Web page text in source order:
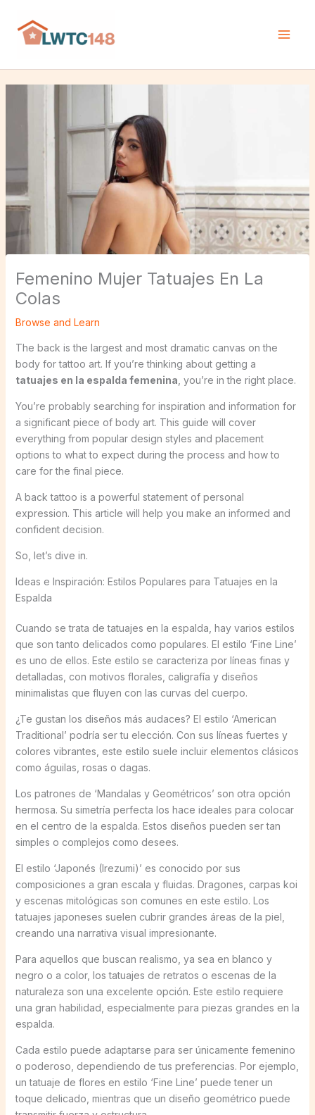
content
Femenino Mujer Tatuajes En La
Colas
Browse and Learn
The back is the largest and most dramatic canvas on the
body for tattoo art. If you’re thinking about getting a
tatuajes en la espalda femenina , you’re in the right place.
You’re probably searching for inspiration and information for
a significant piece of body art. This guide will cover
everything from popular design styles and placement
options to what to expect during the process and how to
care for the final piece.
A back tattoo is a powerful statement of personal
expression. This article will help you make an informed and
confident decision.
So, let’s dive in.
Ideas e Inspiración: Estilos Populares para Tatuajes en la
Espalda
Cuando se trata de tatuajes en la espalda, hay varios estilos
que son tanto delicados como populares. El estilo ‘Fine Line’
es uno de ellos. Este estilo se caracteriza por líneas finas y
detalladas, con motivos florales, caligrafía y diseños
minimalistas que fluyen con las curvas del cuerpo.
¿Te gustan los diseños más audaces? El estilo ‘American
Traditional’ podría ser tu elección. Con sus líneas fuertes y
colores vibrantes, este estilo suele incluir elementos clásicos
como águilas, rosas o dagas.
Los patrones de ‘Mandalas y Geométricos’ son otra opción
hermosa. Su simetría perfecta los hace ideales para colocar
en el centro de la espalda. Estos diseños pueden ser tan
simples o complejos como desees.
El estilo ‘Japonés (Irezumi)’ es conocido por sus
composiciones a gran escala y fluidas. Dragones, carpas koi
y escenas mitológicas son comunes en este estilo. Los
tatuajes japoneses suelen cubrir grandes áreas de la piel,
creando una narrativa visual impresionante.
Para aquellos que buscan realismo, ya sea en blanco y
negro o a color, los tatuajes de retratos o escenas de la
naturaleza son una excelente opción. Este estilo requiere
una gran habilidad, especialmente para piezas grandes en la
espalda.
Cada estilo puede adaptarse para ser únicamente femenino
o poderoso, dependiendo de tus preferencias. Por ejemplo,
un tatuaje de flores en estilo ‘Fine Line’ puede tener un
toque delicado, mientras que un diseño geométrico puede
o
e
N